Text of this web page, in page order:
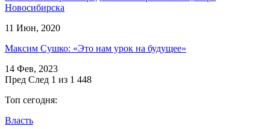
Новосибирска
11 Июн, 2020
Максим Сушко: «Это нам урок на будущее»
14 Фев, 2023
Пред След 1 из 1 448
Топ сегодня:
Власть